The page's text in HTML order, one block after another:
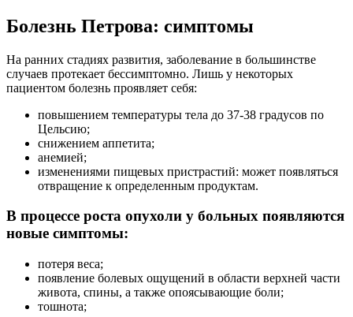
Болезнь Петрова: симптомы
На ранних стадиях развития, заболевание в большинстве
случаев протекает бессимптомно. Лишь у некоторых
пациентом болезнь проявляет себя:
повышением температуры тела до 37-38 градусов по
Цельсию;
снижением аппетита;
анемией;
изменениями пищевых пристрастий: может появляться
отвращение к определенным продуктам.
В процессе роста опухоли у больных появляются
новые симптомы:
потеря веса;
появление болевых ощущений в области верхней части
живота, спины, а также опоясывающие боли;
тошнота;